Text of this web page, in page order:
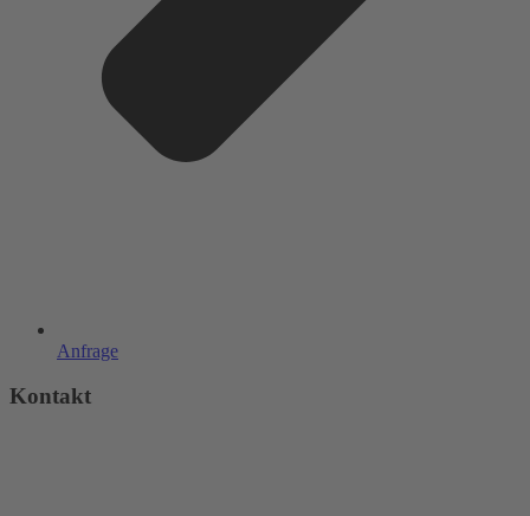
Anfrage
Kontakt